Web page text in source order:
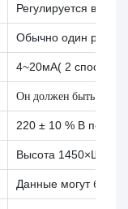
Регулируется в
Обычно один раз в
4~20мА( 2 способа)
Он должен быть в
220 ± 10 % В
Высота
Данные могут быть